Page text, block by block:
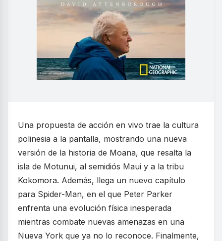
Una propuesta de acción en vivo trae la cultura
polinesia a la pantalla, mostrando una nueva
versión de la historia de Moana, que resalta la
isla de Motunui, al semidiós Maui y a la tribu
Kokomora. Además, llega un nuevo capítulo
para Spider-Man, en el que Peter Parker
enfrenta una evolución física inesperada
mientras combate nuevas amenazas en una
Nueva York que ya no lo reconoce. Finalmente,